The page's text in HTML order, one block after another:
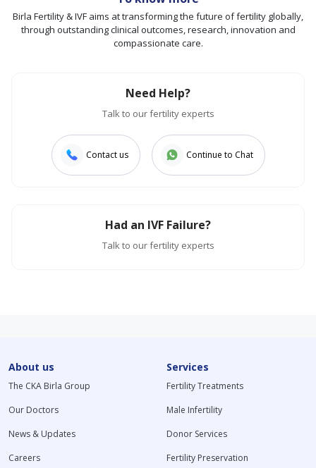
Birla Fertility & IVF aims at transforming the future of fertility globally,
through outstanding clinical outcomes, research, innovation and
compassionate care.
Need Help?
Talk to our fertility experts
Contact us Continue to Chat
Had an IVF Failure?
Talk to our fertility experts
About us
The CKA Birla Group
Our Doctors
News & Updates
Careers
Services
Fertility Treatments
Male Infertility
Donor Services
Fertility Preservation